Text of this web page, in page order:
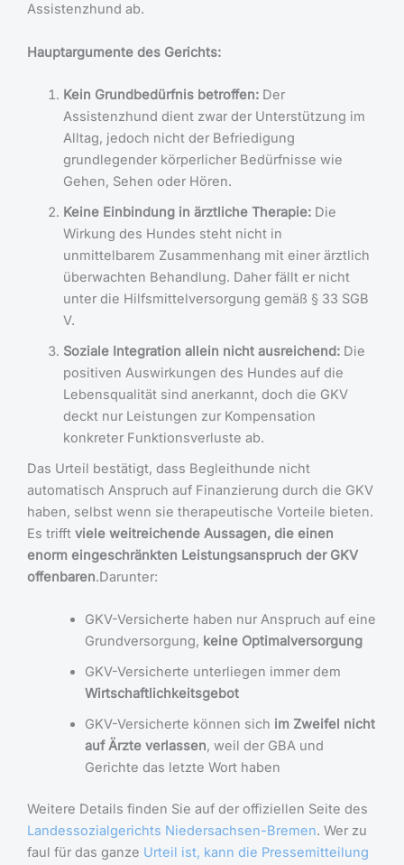
Assistenzhund ab.
Hauptargumente des Gerichts:
Kein Grundbedürfnis betroffen: Der
Assistenzhund dient zwar der Unterstützung im
Alltag, jedoch nicht der Befriedigung
grundlegender körperlicher Bedürfnisse wie
Gehen, Sehen oder Hören.
Keine Einbindung in ärztliche Therapie: Die
Wirkung des Hundes steht nicht in
unmittelbarem Zusammenhang mit einer ärztlich
überwachten Behandlung. Daher fällt er nicht
unter die Hilfsmittelversorgung gemäß § 33 SGB
V.
Soziale Integration allein nicht ausreichend: Die
positiven Auswirkungen des Hundes auf die
Lebensqualität sind anerkannt, doch die GKV
deckt nur Leistungen zur Kompensation
konkreter Funktionsverluste ab.
Das Urteil bestätigt, dass Begleithunde nicht
automatisch Anspruch auf Finanzierung durch die GKV
haben, selbst wenn sie therapeutische Vorteile bieten.
Es trifft viele weitreichende Aussagen, die einen
enorm eingeschränkten Leistungsanspruch der GKV
offenbaren.Darunter:
GKV-Versicherte haben nur Anspruch auf eine
Grundversorgung, keine Optimalversorgung
GKV-Versicherte unterliegen immer dem
Wirtschaftlichkeitsgebot
GKV-Versicherte können sich im Zweifel nicht
auf Ärzte verlassen, weil der GBA und
Gerichte das letzte Wort haben
Weitere Details finden Sie auf der offiziellen Seite des
Landessozialgerichts Niedersachsen-Bremen. Wer zu
faul für das ganze Urteil ist, kann die Pressemitteilung